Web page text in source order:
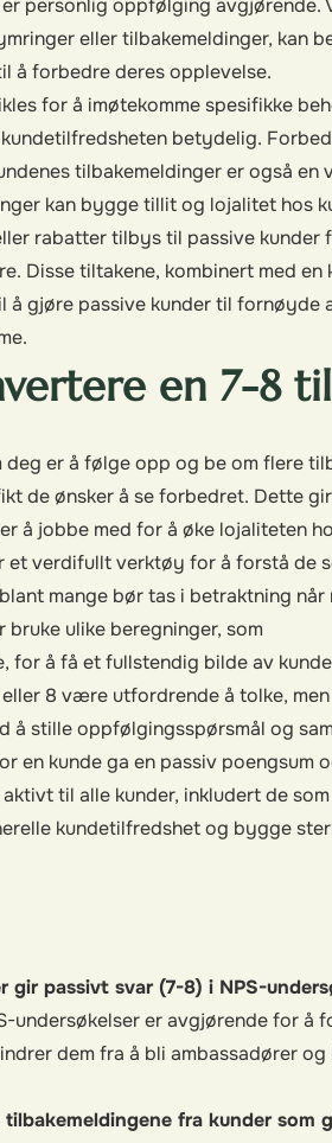
personlig oppfølging avgjørende.
eller tilbakemeldinger, kan
å forbedre deres opplevelse.
for å imøtekomme spesifikke
betydelig.
tilbakemeldinger er også en
kan bygge tillit og lojalitet hos
rabatter tilbys til passive kunder
Disse tiltakene, kombinert med en
gjøre passive kunder til fornøyde
en 7-8
er å følge opp og be om flere
de ønsker å se forbedret. Dette
å jobbe med for å øke lojaliteten
verdifullt verktøy for å forstå de
mange bør tas i betraktning når
ulike beregninger, som
for å få et fullstendig bilde av
8 være utfordrende å tolke,
å stille oppfølgingsspørsmål og
en kunde ga en passiv poengsum
til alle kunder, inkludert de
kundetilfredshet og bygge
passivt svar (7-8) i NPS-
undersøkelser er avgjørende for å
dem fra å bli ambassadører
fra kunder som